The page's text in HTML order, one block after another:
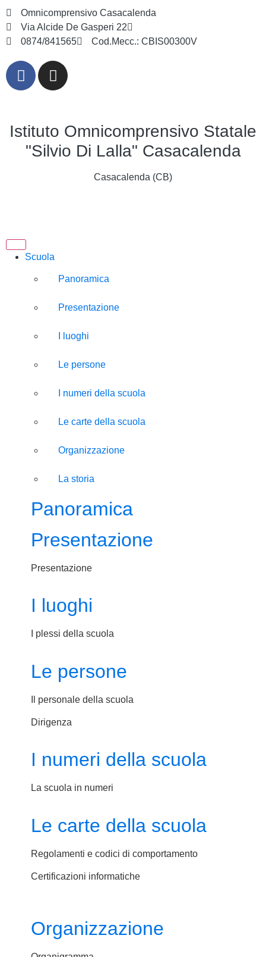
Omnicomprensivo Casacalenda
Via Alcide De Gasperi 22
0874/841565
Cod.Mecc.: CBIS00300V
Istituto Omnicomprensivo Statale
"Silvio Di Lalla" Casacalenda
Casacalenda (CB)
Scuola
Panoramica
Presentazione
I luoghi
Le persone
I numeri della scuola
Le carte della scuola
Organizzazione
La storia
Panoramica
Presentazione
Presentazione
I luoghi
I plessi della scuola
Le persone
Il personale della scuola
Dirigenza
I numeri della scuola
La scuola in numeri
Le carte della scuola
Regolamenti e codici di comportamento
Certificazioni informatiche
Organizzazione